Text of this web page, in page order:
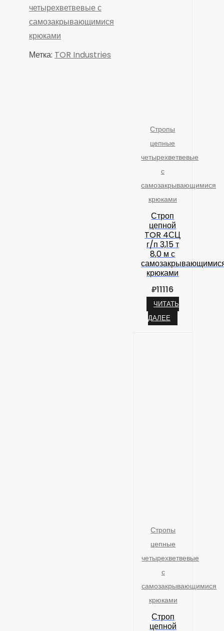
четырехветвевые с
самозакрывающимися
крюками
Метка: TOR Industries
Стропы
цепные
четырехветвевые
с
самозакрывающимися
крюками
Строп
цепной
TOR 4СЦ
г/п 3,15 т
8,0 м с
крюками
₽11116
ЧИТАТЬ
ДАЛЕЕ
Стропы
цепные
четырехветвевые
с
самозакрывающимися
крюками
Строп
цепной